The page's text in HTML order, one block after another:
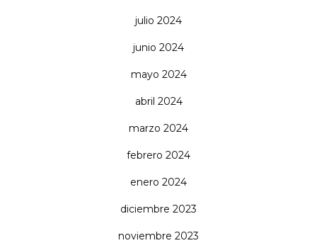
julio 2024
junio 2024
mayo 2024
abril 2024
marzo 2024
febrero 2024
enero 2024
diciembre 2023
noviembre 2023